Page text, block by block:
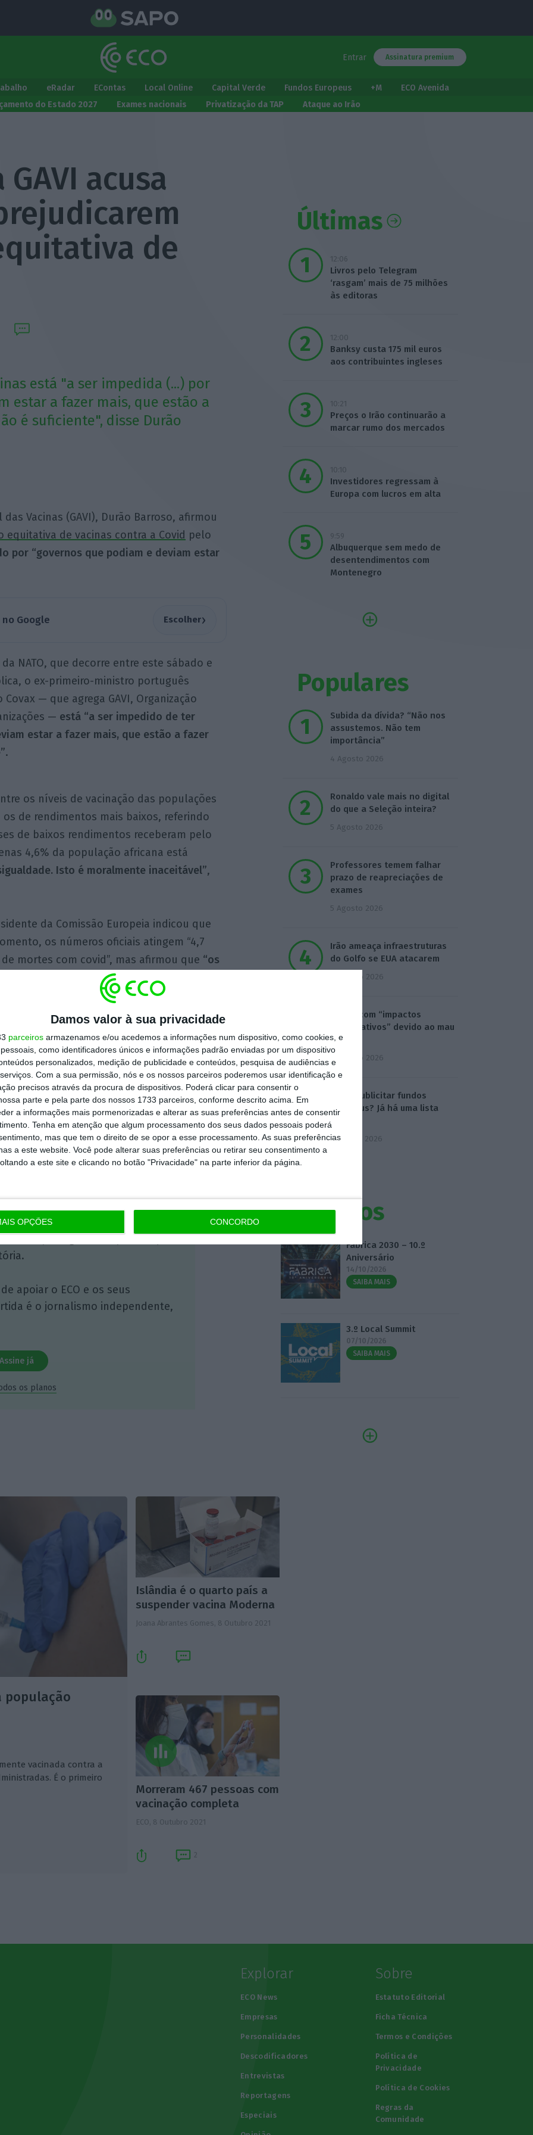
Damos valor à sua privacidade
parceiros armazenamos e/ou acedemos a informações num dispositivo, como cookies, e
como identificadores únicos e informações padrão enviadas por um dispositivo
personalizados, medição de publicidade e conteúdos, pesquisa de audiências e
Com a sua permissão, nós e os nossos parceiros poderemos usar identificação e
precisos através da procura de dispositivos. Poderá clicar para consentir o
parte e pela parte dos nossos 1733 parceiros, conforme descrito acima. Em
a informações mais pormenorizadas e alterar as suas preferências antes de consentir
Tenha em atenção que algum processamento dos seus dados pessoais poderá
mas que tem o direito de se opor a esse processamento. As suas preferências
a este website. Você pode alterar suas preferências ou retirar seu consentimento a
a este site e clicando no botão "Privacidade" na parte inferior da página.
OPÇÕES CONCORDO
Entrar Assinatura premium
eRadar EContas Local Online Capital Verde Fundos Europeus +M
ECO Avenida
do Estado 2027
Exames nacionais Privatização da TAP Ataque ao Irão
acusa
de
está "a ser impedida (...) por
estar a fazer mais, que estão a
é suficiente", disse Durão
Vacinas (GAVI), Durão Barroso, afirmou
equitativa de vacinas contra a Covid pelo
por “governos que podiam e deviam estar
Google Escolher›
NATO, que decorre entre este sábado e
o ex-primeiro-ministro português
— que agrega GAVI, Organização
— está “a ser impedido de ter
estar a fazer mais, que estão a fazer
.
os níveis de vacinação das populações
de rendimentos mais baixos, referindo
de baixos rendimentos receberam pelo
4,6% da população africana está
Isto é moralmente inaceitável”,
da Comissão Europeia indicou que
os números oficiais atingem “4,7
mortes com covid”, mas afirmou que “os
reais são de certeza muito, muito mais
. Além disso, há “236 milhões de casos
no mundo e a “perda de quatro mil
fim à vista e isso precisa de mudar já”.
https://eco.sapo.pt/2021/10/09/presidente-da-gavi-acusa-governos-de-prejudicarem-distribuicao-equitativa-de-vacinas/ Copiar
Premium
e tenha acesso a notícias
às reportagens e especiais que
apoiar o ECO e os seus
é o jornalismo independente,
Assine já
os planos
Últimas
12:06
Livros pelo Telegram
‘rasgam’ mais de 75 milhões
às editoras
12:00
Banksy custa 175 mil euros
aos contribuintes ingleses
10:21
Preços o Irão continuarão a
marcar rumo dos mercados
10:10
Investidores regressam à
Europa com lucros em alta
9:59
Albuquerque sem medo de
desentendimentos com
Montenegro
Populares
Subida da dívida? “Não nos
assustemos. Não tem
importância”
4 Agosto 2026
Ronaldo vale mais no digital
do que a Seleção inteira?
5 Agosto 2026
Professores temem falhar
prazo de reapreciações de
exames
5 Agosto 2026
Irão ameaça infraestruturas
do Golfo se EUA atacarem
6 Agosto 2026
Praias com “impactos
significativos” devido ao mau
tempo
6 Agosto 2026
Onde publicitar fundos
europeus? Já há uma lista
oficial
7 Agosto 2026
Eventos
Fábrica 2030 – 10.º
Aniversário
14/10/2026
SAIBA MAIS
3.º Local Summit
07/10/2026
SAIBA MAIS
população
vacinada contra a
É o primeiro
Islândia é o quarto país a
suspender vacina Moderna
Joana Abrantes Gomes, 8 Outubro 2021
Morreram 467 pessoas com
vacinação completa
ECO, 8 Outubro 2021
2
Explorar
ECO News
Empresas
Personalidades
Descodificadores
Entrevistas
Reportagens
Especiais
Sobre
Estatuto Editorial
Ficha Técnica
Termos e Condições
Política de
Privacidade
Política de Cookies
Regras da
Comunidade